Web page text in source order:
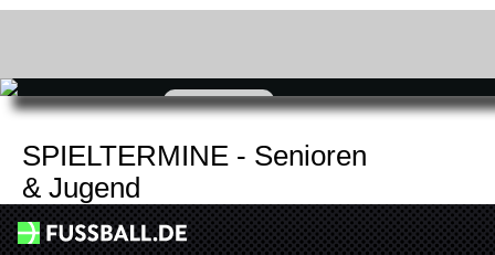
zum
SPIELTERMINE - Senioren
& Jugend